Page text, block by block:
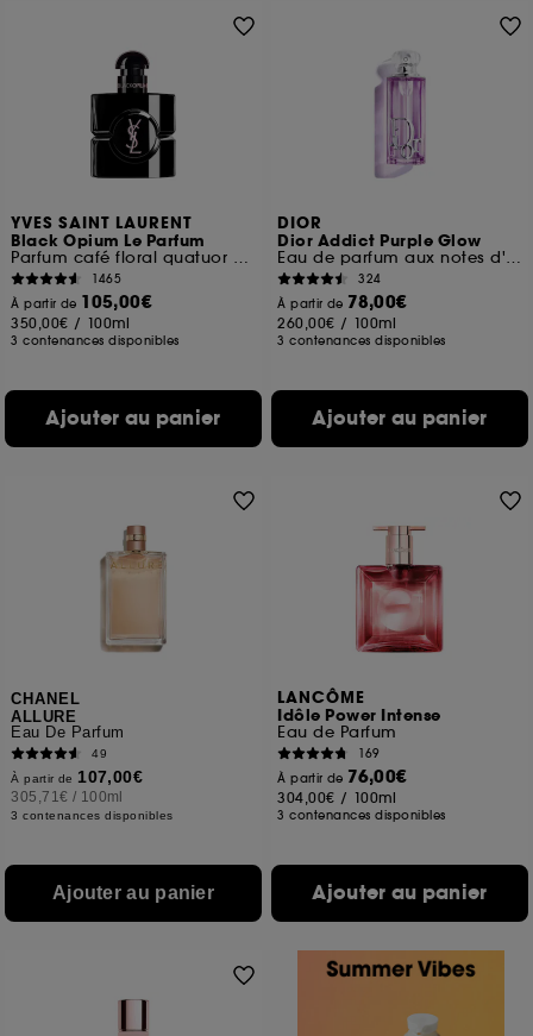
YVES SAINT LAURENT
Black Opium Le Parfum
Parfum café floral quatuor de vanilles pour femme
1465
À partir de 105,00€
350,00€ / 100ml
3 contenances disponibles
Ajouter au panier
DIOR
Dior Addict Purple Glow
Eau de parfum aux notes d'iris et de framboise
324
À partir de 78,00€
260,00€ / 100ml
3 contenances disponibles
Ajouter au panier
CHANEL
ALLURE
Eau De Parfum
49
À partir de 107,00€
305,71€ / 100ml
3 contenances disponibles
Ajouter au panier
LANCÔME
Idôle Power Intense
Eau de Parfum
169
À partir de 76,00€
304,00€ / 100ml
3 contenances disponibles
Ajouter au panier